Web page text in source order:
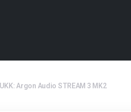
UKK: Argon Audio STREAM 3 MK2